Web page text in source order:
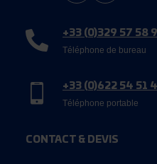
+33 (0)329 57 58
Téléphone de bureau
+33 (0)622 54 51
Téléphone portable
CONTACT & DEVIS